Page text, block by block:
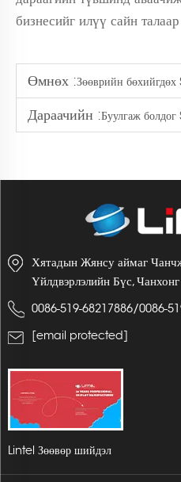
бизнесийг илүү сайн
Өмнөх :Зөөврийн бөхийгдөх SEG
Дараачийн :Буулгаж болдог SEG Гэрлийн
Хятадын Жянсу аймаг
Үйлдвэрлэлийн Бүс,
0086-519-68217886/0086-
[email protected]
Lintel Зөөвөр шийдэл